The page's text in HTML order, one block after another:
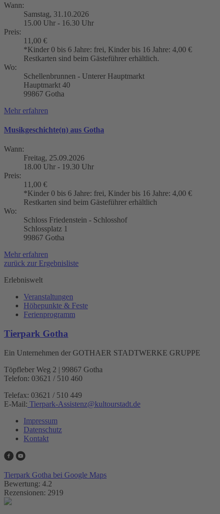
Wann:
Samstag, 31.10.2026
15.00 Uhr - 16.30 Uhr
Preis:
11,00 €
*Kinder 0 bis 6 Jahre: frei, Kinder bis 16 Jahre: 4,00 €
Restkarten sind beim Gästeführer erhältlich.
Wo:
Schellenbrunnen - Unterer Hauptmarkt
Hauptmarkt 40
99867 Gotha
Mehr erfahren
Musikgeschichte(n) aus Gotha
Wann:
Freitag, 25.09.2026
18.00 Uhr - 19.30 Uhr
Preis:
11,00 €
*Kinder 0 bis 6 Jahre: frei, Kinder bis 16 Jahre: 4,00 €
Restkarten sind beim Gästeführer erhältlich
Wo:
Schloss Friedenstein - Schlosshof
Schlossplatz 1
99867 Gotha
Mehr erfahren
zurück zur Ergebnisliste
Erlebniswelt
Veranstaltungen
Höhepunkte & Feste
Ferienprogramm
Tierpark Gotha
Ein Unternehmen der GOTHAER STADTWERKE GRUPPE
Töpfleber Weg 2 | 99867 Gotha
Telefon: 03621 / 510 460
Telefax: 03621 / 510 449
E-Mail: Tierpark-Assistenz@kultourstadt.de
Impressum
Datenschutz
Kontakt
Tierpark Gotha bei Google Maps
Bewertung: 4.2
Rezensionen: 2919